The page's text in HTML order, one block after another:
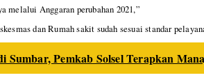
melalui Anggaran perubahan 2021,”
dan Rumah sakit sudah sesuai standar
Sumbar, Pemkab Solsel Terapkan